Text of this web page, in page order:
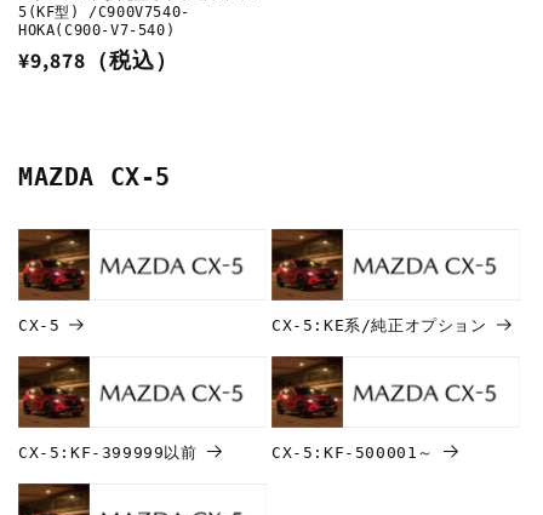
5(KF型) /C900V7540-
HOKA(C900-V7-540)
通
¥9,878（税込）
MAZDA CX-5
CX-5 CX-5:KE系/純正オプション
CX-5:KF-399999以前 CX-5:KF-500001～